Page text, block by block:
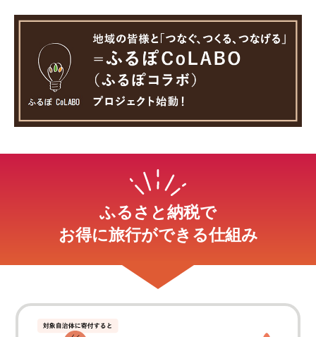
ふるさと納税で
お得に旅行ができる仕組み